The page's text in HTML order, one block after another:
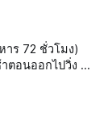
ร 72 ชั่วโมง)
กดิน ผมเคยคิ